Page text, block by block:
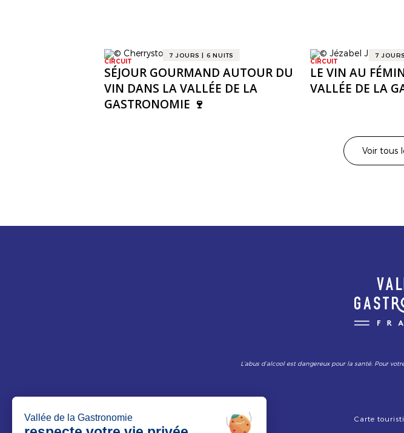
7 JOURS | 6 NUITS
CIRCUIT
SÉJOUR GOURMAND AUTOUR DU
VIN DANS LA VALLÉE DE LA
GASTRONOMIE 🍷
7
CIRCUIT
LE VIN AU
VALLÉE DE LA
Voir tous
L’abus d’alcool est dangereux pour la santé. Pour
Le Magazine Carte